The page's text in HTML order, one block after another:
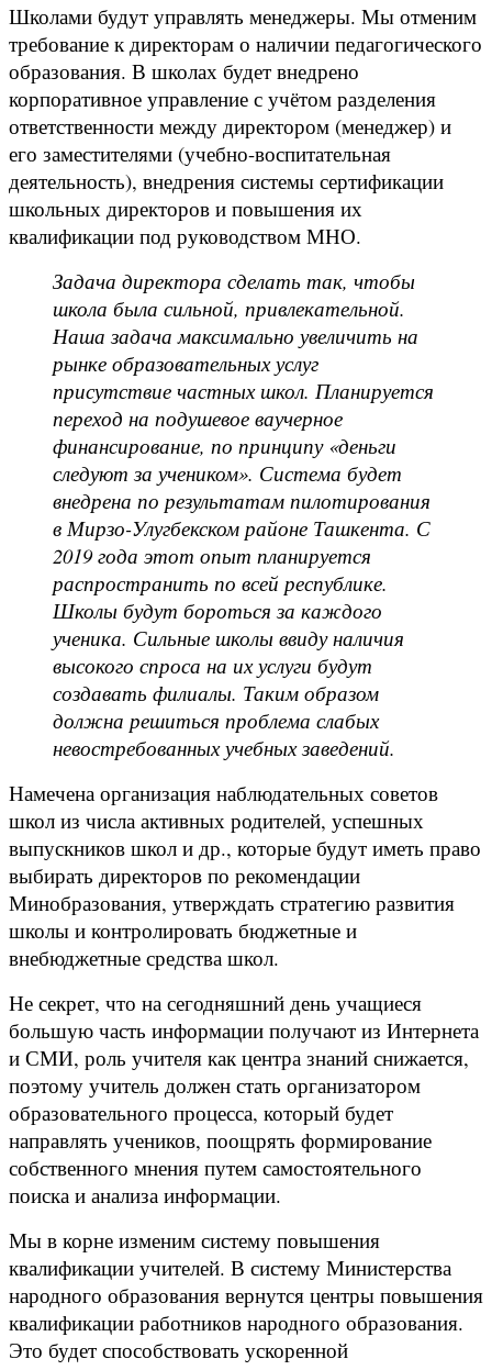
Школами будут управлять менеджеры. Мы отменим
требование к директорам о наличии педагогического
образования. В школах будет внедрено
корпоративное управление с учётом разделения
ответственности между директором (менеджер) и
его заместителями (учебно-воспитательная
деятельность), внедрения системы сертификации
школьных директоров и повышения их
квалификации под руководством МНО.
Задача директора сделать так, чтобы
школа была сильной, привлекательной.
Наша задача максимально увеличить на
рынке образовательных услуг
присутствие частных школ. Планируется
переход на подушевое ваучерное
финансирование, по принципу «деньги
следуют за учеником». Система будет
внедрена по результатам пилотирования
в Мирзо-Улугбекском районе Ташкента. С
2019 года этот опыт планируется
распространить по всей республике.
Школы будут бороться за каждого
ученика. Сильные школы ввиду наличия
высокого спроса на их услуги будут
создавать филиалы. Таким образом
должна решиться проблема слабых
невостребованных учебных заведений.
Намечена организация наблюдательных советов
школ из числа активных родителей, успешных
выпускников школ и др., которые будут иметь право
выбирать директоров по рекомендации
Минобразования, утверждать стратегию развития
школы и контролировать бюджетные и
внебюджетные средства школ.
Не секрет, что на сегодняшний день учащиеся
большую часть информации получают из Интернета
и СМИ, роль учителя как центра знаний снижается,
поэтому учитель должен стать организатором
образовательного процесса, который будет
направлять учеников, поощрять формирование
собственного мнения путем самостоятельного
поиска и анализа информации.
Мы в корне изменим систему повышения
квалификации учителей. В систему Министерства
народного образования вернутся центры повышения
квалификации работников народного образования.
Это будет способствовать ускоренной